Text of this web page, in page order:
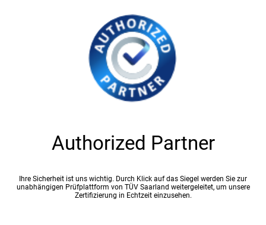
Authorized Partner
Ihre Sicherheit ist uns wichtig. Durch Klick auf das Siegel werden Sie zur
unabhängigen Prüfplattform von TÜV Saarland weitergeleitet, um unsere
Zertifizierung in Echtzeit einzusehen.